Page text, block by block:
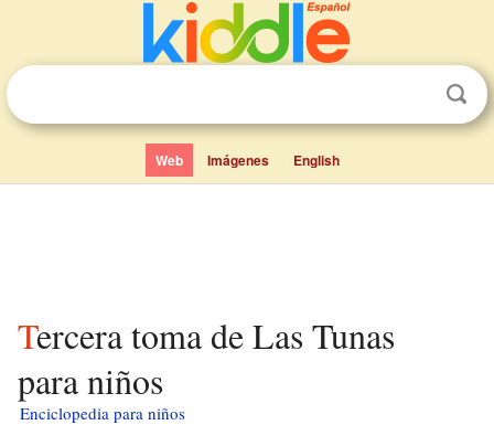
Web Imágenes English
Tercera toma de Las Tunas
para niños
Enciclopedia para niños